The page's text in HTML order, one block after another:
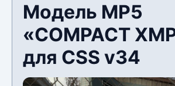
Модель MP5
«COMPACT
для CSS v34